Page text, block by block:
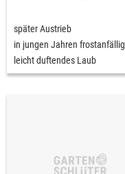
später Austrieb
in jungen Jahren frostanfällig
leicht duftendes Laub